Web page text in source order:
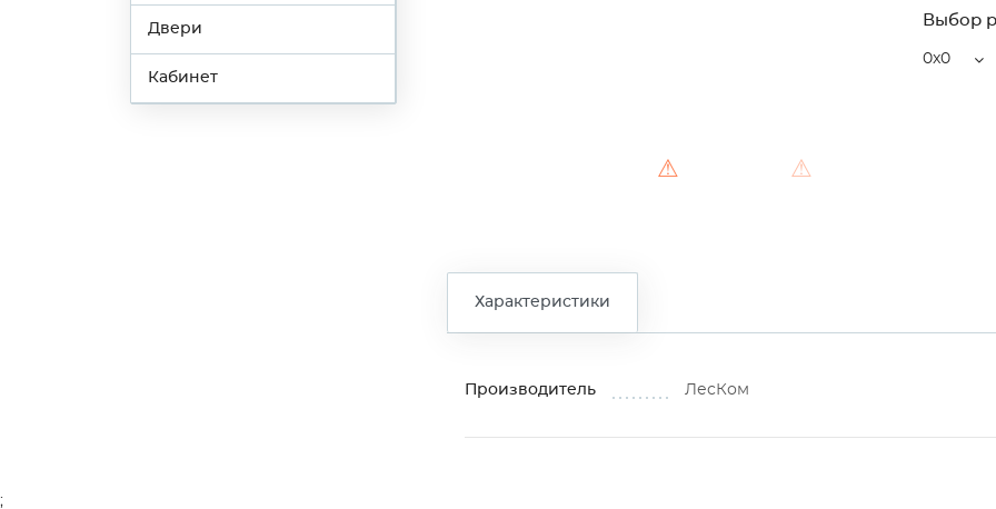
Двери
Кабинет
⚠ ⚠
Выбор
0x0
Характеристики
Производитель ЛесКом
;